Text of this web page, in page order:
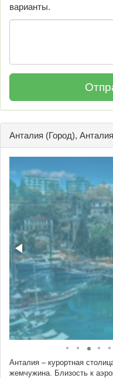
варианты.
Анталия (Город), Анталия
Анталия – курортная
жемчужина. Близость к